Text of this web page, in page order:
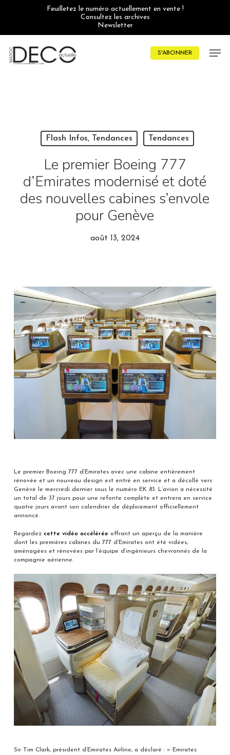
Feuilletez le numéro actuellement en vente !
Consultez les archives
Newsletter
S'ABONNER
Flash Infos, Tendances Tendances
Le premier Boeing 777
d’Emirates modernisé et doté
des nouvelles cabines s’envole
pour Genève
août 13, 2024
Le premier Boeing 777 d’Emirates avec une cabine entièrement
rénovée et un nouveau design est entré en service et a décollé vers
Genève le mercredi dernier sous le numéro EK 83. L’avion a nécessité
un total de 37 jours pour une refonte complète et entrera en service
quatre jours avant son calendrier de déploiement officiellement
annoncé.
Regardez cette vidéo accélérée offrant un aperçu de la manière
dont les premières cabines du 777 d’Emirates ont été vidées,
aménagées et rénovées par l’équipe d’ingénieurs chevronnés de la
compagnie aérienne.
Sir Tim Clark, président d’Emirates Airline, a déclaré : « Emirates